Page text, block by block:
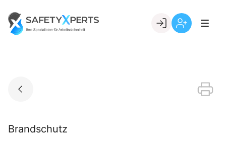
content
Go to landing page.
Brandschutz